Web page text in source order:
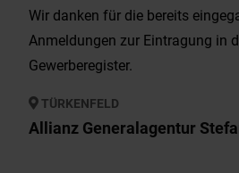
Wir danken für die bereits
Anmeldungen zur Eintragung in
Gewerberegister.
TÜRKENFELD
Allianz Generalagentur